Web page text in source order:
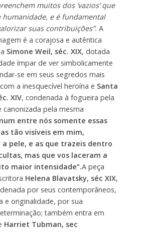
muitos dos ‘vazios’ que
humanidade, e é fundamental
suas contribuições”. A
é a corajosa e autêntica
Simone Weil, séc. XIX, dotada
ímpar de ver simbolicamente
se em seus segredos mais
a inesquecível heroína e Santa
XIV, condenada à fogueira pela
canonizada pela mesma
entre nós somente essas
tão visíveis em mim,
pele, e as que trazeis dentro
mas que vos laceram a
maior intensidade”.A peça
Helena Blavatsky, séc XIX,
por seus contemporâneos,
e originalidade, por sua
também entra em
Harriet Tubman, sec